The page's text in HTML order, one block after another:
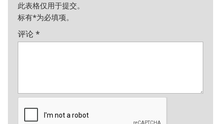
此表格仅用于提交。
标有*为必填项。
评论*